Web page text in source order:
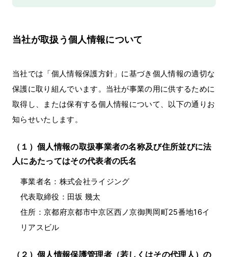
当社が取扱う個人情報について
当社では「個人情報保護方針」に基づき個人情報の適切な
保護に取り組んでいます。当社が事業の用に供するために
取得し、または保有する個人情報について、以下の通りお
知らせいたします。
（１）個人情報の取扱事業者の名称及び住所並びに法
人にあたってはその代表者の氏名
事業者名：株式会社ライジング
代表取締役：田坂 幾太
住所：京都府京都市中京区西ノ京御輿岡町25番地16イ
リアスビル
（２）個人情報保護管理者（若しくはその代理人）の